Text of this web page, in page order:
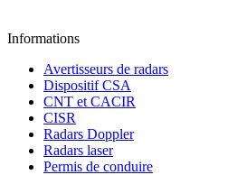
Informations
Avertisseurs de radars
Dispositif CSA
CNT et CACIR
CISR
Radars Doppler
Radars laser
Permis de conduire